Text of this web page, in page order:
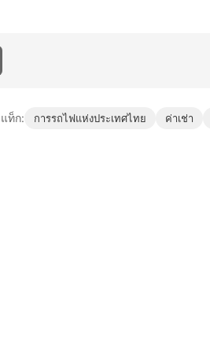
แท็ก: การรถไฟแห่งประเทศไทย ค่าเช่า